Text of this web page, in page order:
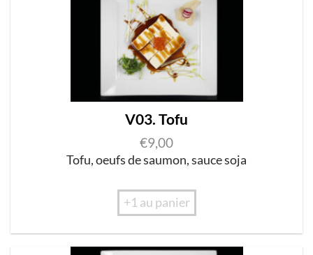
V03. Tofu
€9,00
Tofu,oeufsde saumon,sauce soja
+1 au panier